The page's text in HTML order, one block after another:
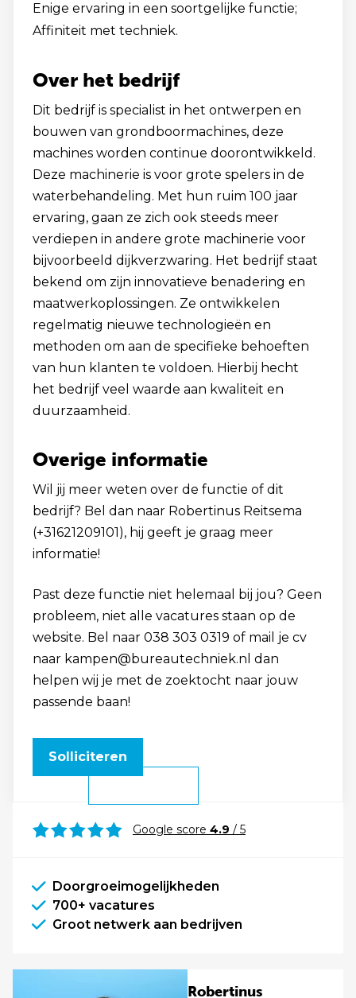
Enige ervaring in een soortgelijke functie;
Affiniteit met techniek.
Over het bedrijf
Dit bedrijf is specialist in het ontwerpen en
bouwen van grondboormachines, deze
machines worden continue doorontwikkeld.
Deze machinerie is voor grote spelers in de
waterbehandeling. Met hun ruim 100 jaar
ervaring, gaan ze zich ook steeds meer
verdiepen in andere grote machinerie voor
bijvoorbeeld dijkverzwaring. Het bedrijf staat
bekend om zijn innovatieve benadering en
maatwerkoplossingen. Ze ontwikkelen
regelmatig nieuwe technologieën en
methoden om aan de specifieke behoeften
van hun klanten te voldoen. Hierbij hecht
het bedrijf veel waarde aan kwaliteit en
duurzaamheid.
Overige informatie
Wil jij meer weten over de functie of dit
bedrijf? Bel dan naar Robertinus Reitsema
(+31621209101), hij geeft je graag meer
informatie!
Past deze functie niet helemaal bij jou? Geen
probleem, niet alle vacatures staan op de
website. Bel naar 038 303 0319 of mail je cv
naar kampen@bureautechniek.nl dan
helpen wij je met de zoektocht naar jouw
passende baan!
Solliciteren
Google score 4.9 / 5
Doorgroeimogelijkheden
700+ vacatures
Groot netwerk aan bedrijven
Robertinus